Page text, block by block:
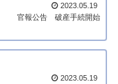
2023.05.19
官報公告
破産手続開始
2023.05.19